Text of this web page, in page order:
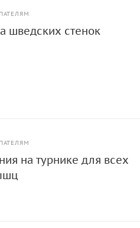
шведских стенок
на турнике для всех